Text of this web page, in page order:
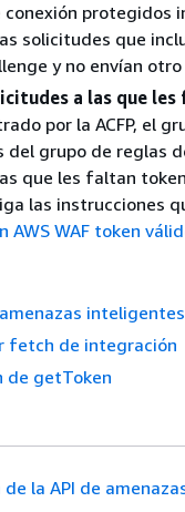
protegidos
solicitudes que
y no envían
a las que
por la ACFP, el
del grupo de reglas
que les faltan
las instrucciones
WAF token
inteligentes
fetch de integración
de getToken
de la API de